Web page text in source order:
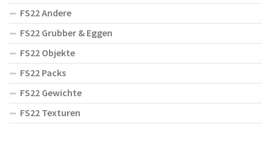
FS22 Andere
FS22 Grubber & Eggen
FS22 Objekte
FS22 Packs
FS22 Gewichte
FS22 Texturen